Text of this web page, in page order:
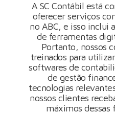
A SC Contábil está
oferecer serviços
no ABC, e isso inclui
de ferramentas
Portanto, nossos
treinados para
softwares de
de gestão
tecnologias
nossos clientes
máximos dessas